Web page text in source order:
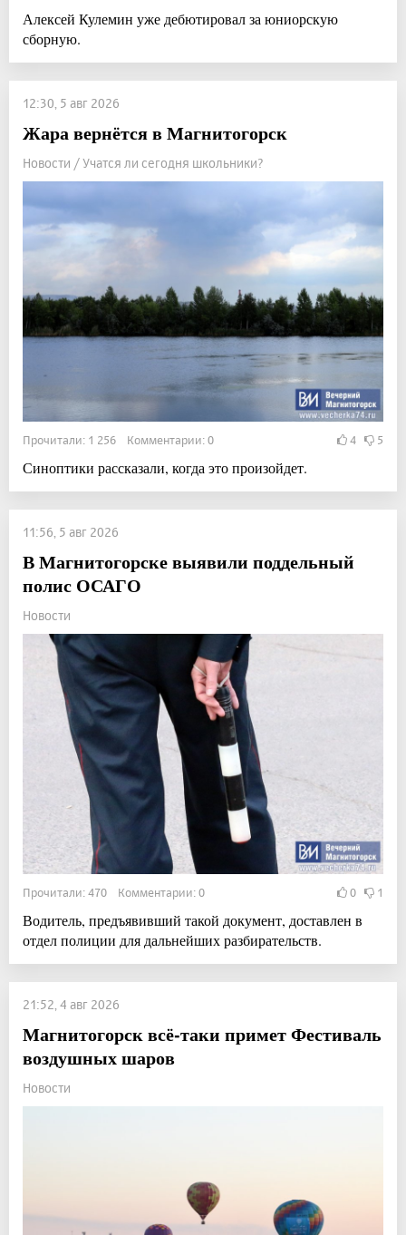
Алексей Кулемин уже дебютировал за юниорскую
сборную.
12:30, 5 авг 2026
Жара вернётся в Магнитогорск
Новости / Учатся ли сегодня школьники?
Прочитали: 1 256 Комментарии: 0 4 5
Синоптики рассказали, когда это произойдет.
11:56, 5 авг 2026
В Магнитогорске выявили поддельный
полис ОСАГО
Новости
Прочитали: 470 Комментарии: 0 0 1
Водитель, предъявивший такой документ, доставлен в
отдел полиции для дальнейших разбирательств.
21:52, 4 авг 2026
Магнитогорск всё-таки примет Фестиваль
воздушных шаров
Новости